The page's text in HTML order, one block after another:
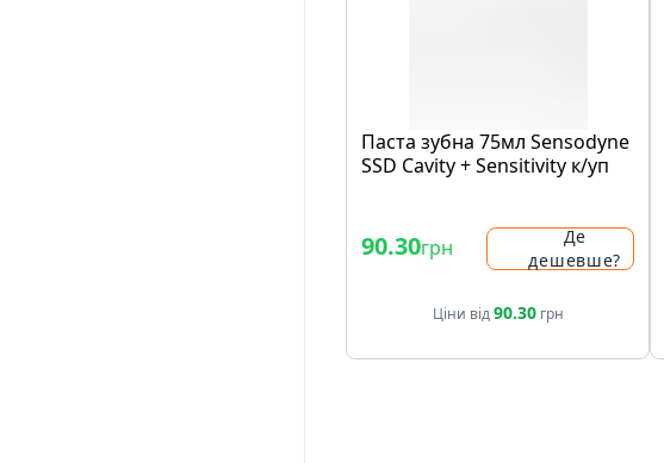
Паста зубна 75мл Sensodyne
SSD Cavity + Sensitivity к/уп
90.30грн
Де
дешевше?
Ціни від90.30грн